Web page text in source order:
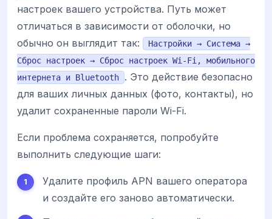
настроек вашего устройства. Путь может
отличаться в зависимости от оболочки, но
обычно он выглядит так:
Настройки → Система →
Сброс настроек → Сброс настроек Wi-Fi, мобильного
интернета и Bluetooth
. Это действие безопасно
для ваших личных данных (фото, контакты), но
удалит сохраненные пароли Wi-Fi.
Если проблема сохраняется, попробуйте
выполнить следующие шаги:
Удалите профиль APN вашего оператора
и создайте его заново автоматически.